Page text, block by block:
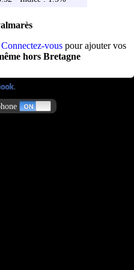
Connectez-vouspour ajouter vos
hors Bretagne